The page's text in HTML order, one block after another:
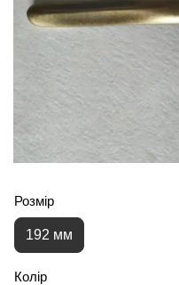
Розмір
192 мм
Колір